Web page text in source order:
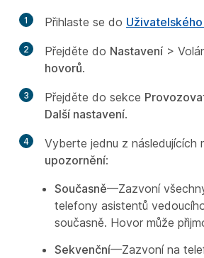
1 Přihlaste se do
2 Přejděte do Nastavení >
hovorů.
3 Přejděte do sekce
Další nastavení.
4 Vyberte jednu z následujících
upozornění:
Současně—Zazvoní
telefony asistentů
současně. Hovor může
Sekvenční—Zazvoní na